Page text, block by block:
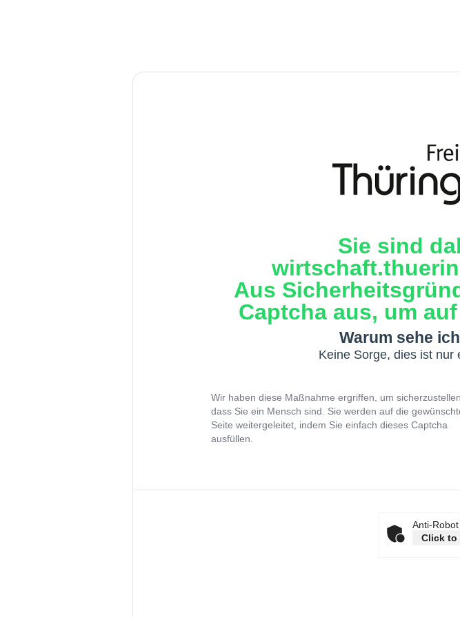
Sie sind
Aus
Captcha aus, um
Warum sehe
Keine Sorge, dies ist nur
Wir haben diese Maßnahme ergriffen, um
dass Sie ein Mensch sind. Sie werden auf die
Seite weitergeleitet, indem Sie einfach dieses Captcha
ausfüllen.
Anti-
Click to